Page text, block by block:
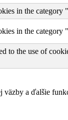
in the category
in the category
to the use of
a ďalšie